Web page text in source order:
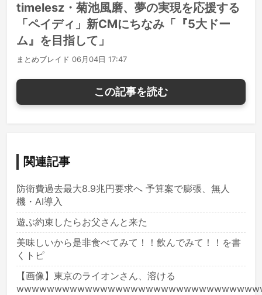
timelesz・菊池風磨、夢の実現を応援する
「ペイディ」新CMにちなみ「『5大ドー
ム』を目指して」
まとめブレイド 06月04日 17:47
この記事を読む
関連記事
防衛費過去最大8.9兆円要求へ 予算案で膨張、無人
機・AI導入
遊ぶ約束したらお父さんと来た
美味しいから是非食べてみて！！飲んでみて！！を書
くトピ
【画像】東京のライオンさん、溶ける